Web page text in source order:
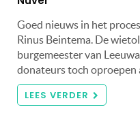
Goed nieuws in het
Rinus Beintema. De
burgemeester van
donateurs toch oproepen
LEES VERDER